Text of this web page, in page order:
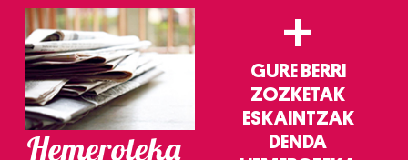
Hemeroteka
+
GURE BERRI
ZOZKETAK
ESKAINTZAK
DENDA